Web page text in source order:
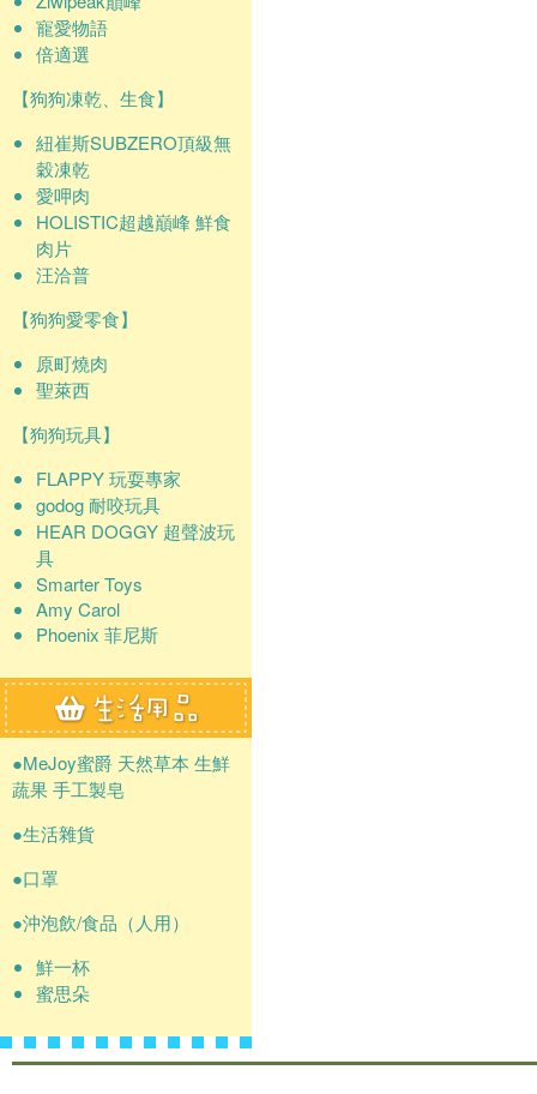
寵愛物語
倍適選
【狗狗凍乾、生食】
紐崔斯SUBZERO頂級無
穀凍乾
愛呷肉
HOLISTIC超越巔峰 鮮食
肉片
汪洽普
【狗狗愛零食】
原町燒肉
聖萊西
【狗狗玩具】
FLAPPY 玩耍專家
godog 耐咬玩具
HEAR DOGGY 超聲波玩
具
Smarter Toys
Amy Carol
Phoenix 菲尼斯
●MeJoy蜜爵 天然草本 生鮮
蔬果 手工製皂
●生活雜貨
●口罩
●沖泡飲/食品（人用）
鮮一杯
蜜思朵